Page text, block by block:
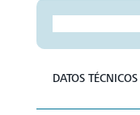
DATOS TÉCNICOS